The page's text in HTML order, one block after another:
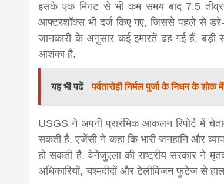
इसके एक मिनट से भी कम समय बाद 7.5
आफ्टरशॉक्स भी दर्ज किए गए, जिससे पहले से
जानकारी के अनुसार कई इमारतें ढह गई हैं,
आशंका है.
यह भी पढें पर्वतारोही निर्मल पुर्जा के निधन के
USGS ने अपनी प्रारंभिक आकलन रिपोर्ट में
सकती है. एजेंसी ने कहा कि भारी जनहानि और
हो सकती है. वेनेजुएला की राष्ट्रीय सरकार ने
अधिकारियों, चश्मदीदों और टेलीविजन फुटेज से